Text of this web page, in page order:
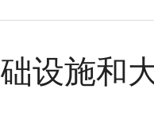
设施和